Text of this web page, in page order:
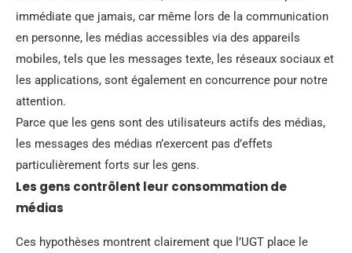
immédiate que jamais, car même lors de la communication
en personne, les médias accessibles via des appareils
mobiles, tels que les messages texte, les réseaux sociaux et
les applications, sont également en concurrence pour notre
attention.
Parce que les gens sont des utilisateurs actifs des médias,
les messages des médias n’exercent pas d’effets
particulièrement forts sur les gens.
Les gens contrôlent leur consommation de
médias
Ces hypothèses montrent clairement que l’UGT place le